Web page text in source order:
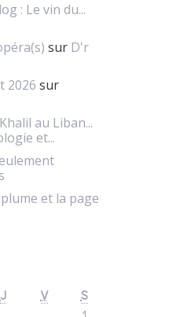
: Le vin du...
sur D'r
2026 sur
au Liban...
et...
et la page
J V
S